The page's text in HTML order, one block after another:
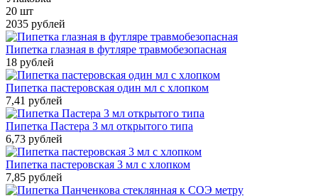
20 шт
2035 рублей
Пипетка глазная в футляре травмобезопасная
18 рублей
Пипетка пастеровская один мл с хлопком
7,41 рублей
Пипетка Пастера 3 мл открытого типа
6,73 рублей
Пипетка пастеровская 3 мл с хлопком
7,85 рублей